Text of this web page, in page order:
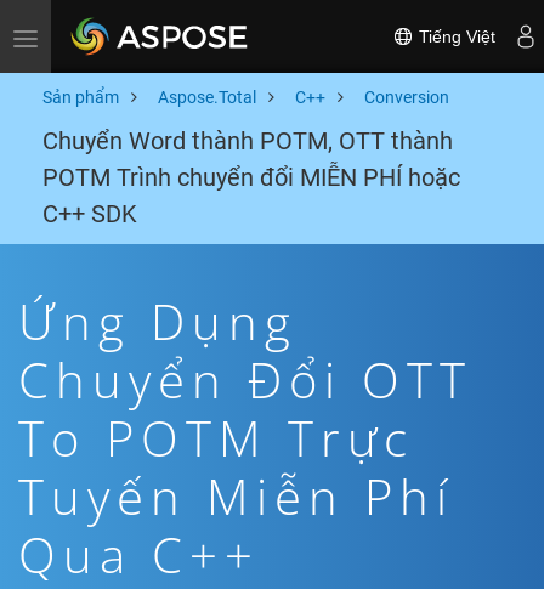
Toggle navigation Tiếng Việt
Sản phẩm Aspose.Total C++ Conversion
Chuyển Word thành POTM, OTT thành
POTM Trình chuyển đổi MIỄN PHÍ hoặc
C++ SDK
Ứng Dụng
Chuyển Đổi OTT
To POTM Trực
Tuyến Miễn Phí
Qua C++